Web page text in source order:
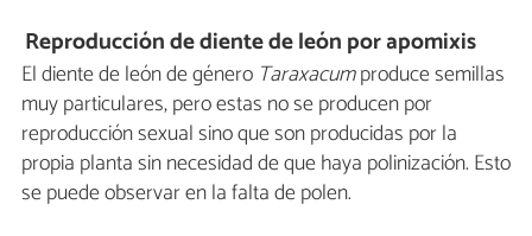
Reproducción de diente de león por apomixis
El diente de león de género Taraxacumproduce semillas
muy particulares, pero estas no se producen por
reproducción sexual sino que son producidas por la
propia planta sin necesidad de que haya polinización. Esto
se puede observar en la falta de polen.